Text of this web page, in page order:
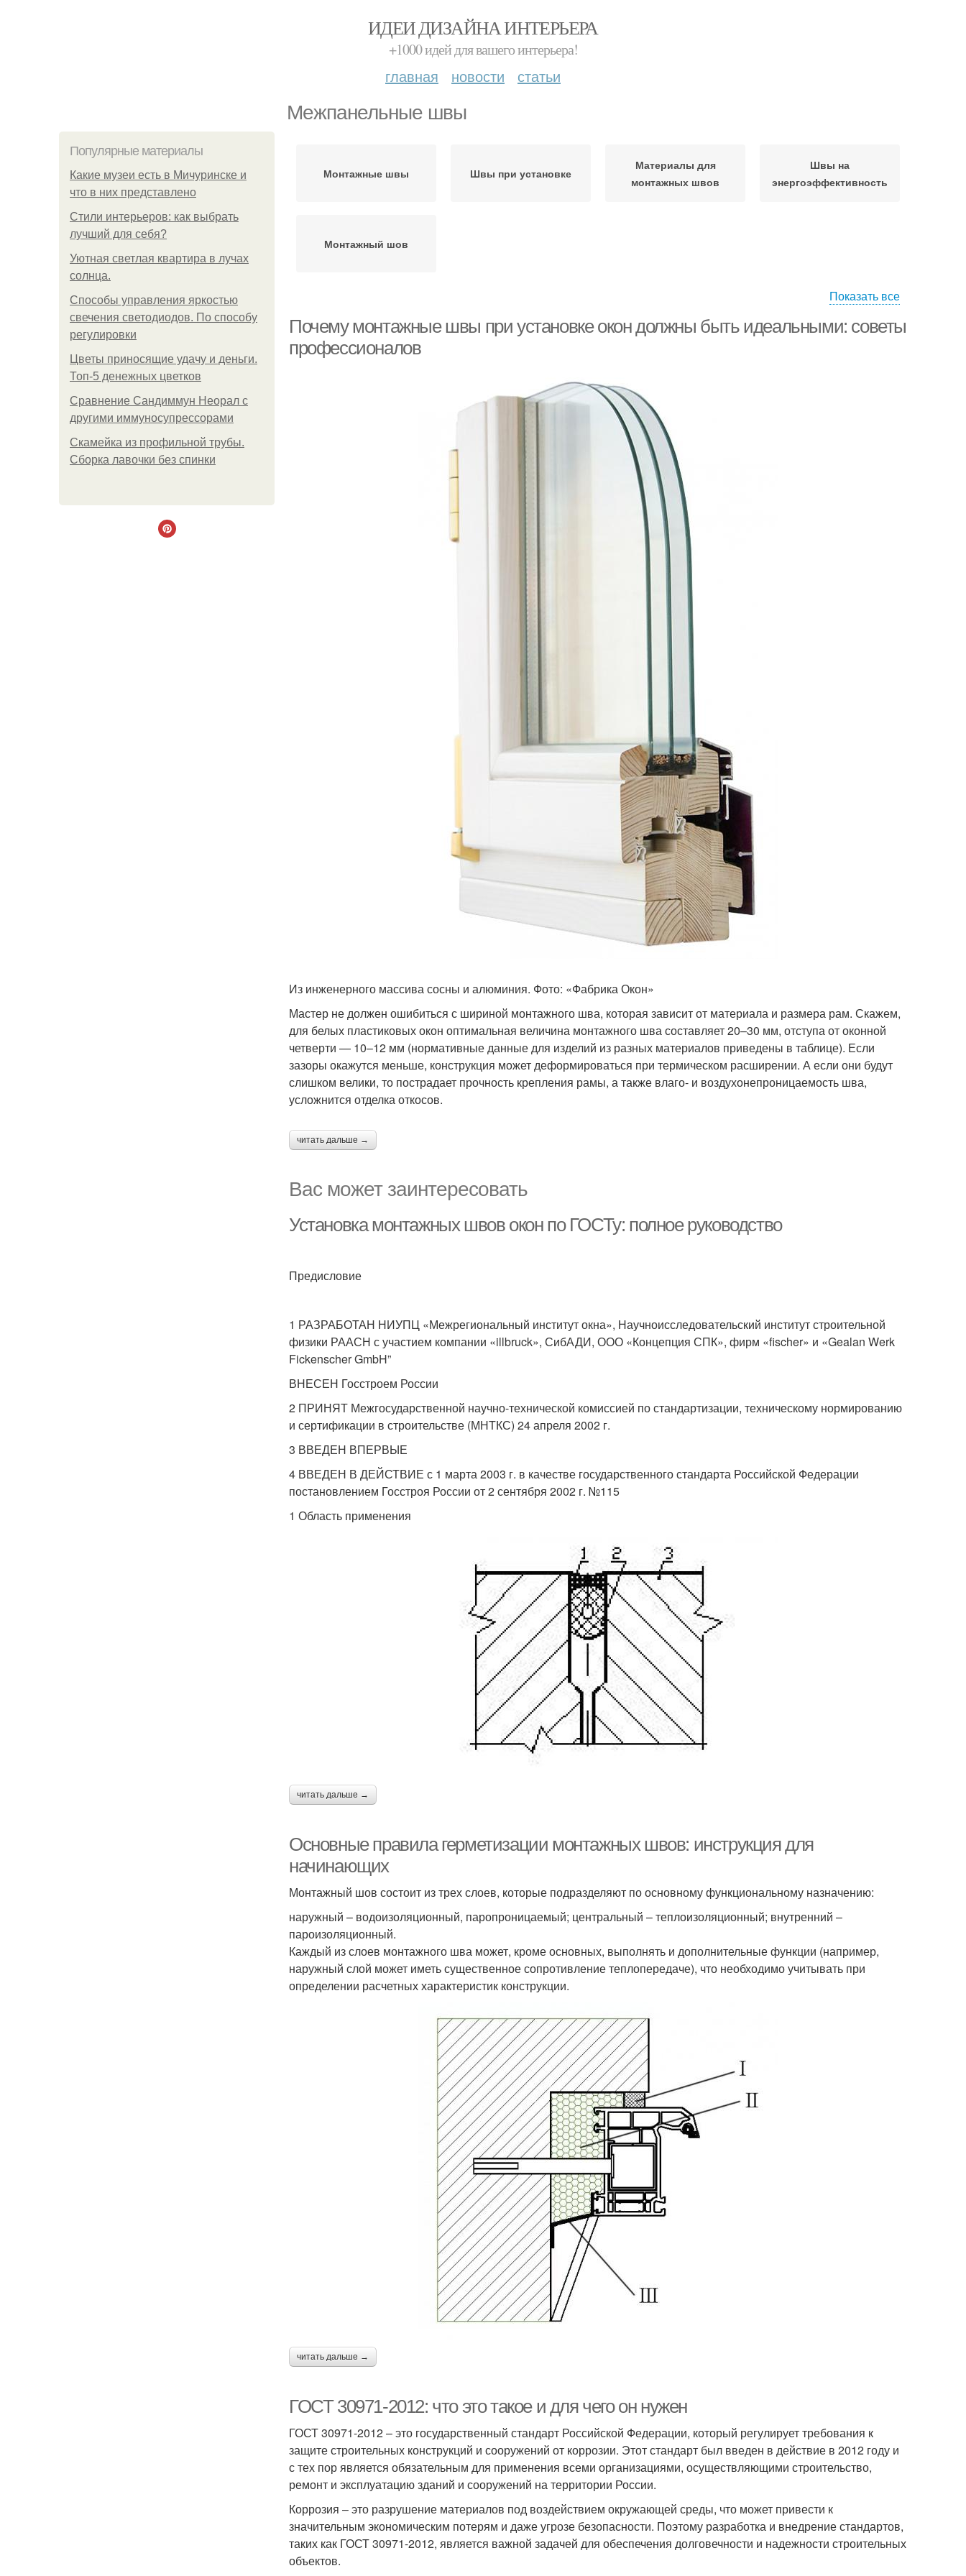
ИДЕИ ДИЗАЙНА ИНТЕРЬЕРА
+1000 идей для вашего интерьера!
главная новости статьи
Межпанельные швы
Популярные материалы
Какие музеи есть в Мичуринске и
что в них представлено
Стили интерьеров: как выбрать
лучший для себя?
Уютная светлая квартира в лучах
солнца.
Способы управления яркостью
свечения светодиодов. По способу
регулировки
Цветы приносящие удачу и деньги.
Топ-5 денежных цветков
Сравнение Сандиммун Неорал с
другими иммуносупрессорами
Скамейка из профильной трубы.
Сборка лавочки без спинки
Монтажные швы Швы при установке
Материалы для
монтажных швов
Швы на
энергоэффективность
Монтажный шов
Показать все
Почему монтажные швы при установке окон должны быть идеальными: советы
профессионалов
Из инженерного массива сосны и алюминия. Фото: «Фабрика Окон»
Мастер не должен ошибиться с шириной монтажного шва, которая зависит от материала и размера рам. Скажем,
для белых пластиковых окон оптимальная величина монтажного шва составляет 20–30 мм, отступа от оконной
четверти — 10–12 мм (нормативные данные для изделий из разных материалов приведены в таблице). Если
зазоры окажутся меньше, конструкция может деформироваться при термическом расширении. А если они будут
слишком велики, то пострадает прочность крепления рамы, а также влаго- и воздухонепроницаемость шва,
усложнится отделка откосов.
читать дальше →
Вас может заинтересовать
Установка монтажных швов окон по ГОСТу: полное руководство
Предисловие
1 РАЗРАБОТАН НИУПЦ «Межрегиональный институт окна», Научноисследовательский институт строительной
физики РААСН с участием компании «illbruck», СибАДИ, ООО «Концепция СПК», фирм «fischer» и «Gealan Werk
Fickenscher GmbH”
ВНЕСЕН Госстроем России
2 ПРИНЯТ Межгосударственной научно-технической комиссией по стандартизации, техническому нормированию
и сертификации в строительстве (МНТКС) 24 апреля 2002 г.
3 ВВЕДЕН ВПЕРВЫЕ
4 ВВЕДЕН В ДЕЙСТВИЕ с 1 марта 2003 г. в качестве государственного стандарта Российской Федерации
постановлением Госстроя России от 2 сентября 2002 г. №115
1 Область применения
читать дальше →
Основные правила герметизации монтажных швов: инструкция для
начинающих
Монтажный шов состоит из трех слоев, которые подразделяют по основному функциональному назначению:
наружный – водоизоляционный, паропроницаемый; центральный – теплоизоляционный; внутренний –
пароизоляционный.
Каждый из слоев монтажного шва может, кроме основных, выполнять и дополнительные функции (например,
наружный слой может иметь существенное сопротивление теплопередаче), что необходимо учитывать при
определении расчетных характеристик конструкции.
читать дальше →
ГОСТ 30971-2012: что это такое и для чего он нужен
ГОСТ 30971-2012 – это государственный стандарт Российской Федерации, который регулирует требования к
защите строительных конструкций и сооружений от коррозии. Этот стандарт был введен в действие в 2012 году и
с тех пор является обязательным для применения всеми организациями, осуществляющими строительство,
ремонт и эксплуатацию зданий и сооружений на территории России.
Коррозия – это разрушение материалов под воздействием окружающей среды, что может привести к
значительным экономическим потерям и даже угрозе безопасности. Поэтому разработка и внедрение стандартов,
таких как ГОСТ 30971-2012, является важной задачей для обеспечения долговечности и надежности строительных
объектов.